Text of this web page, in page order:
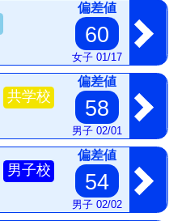
偏差値
60
女子 01/17
共学校
偏差値
58
男子 02/01
男子校
偏差値
54
男子 02/02